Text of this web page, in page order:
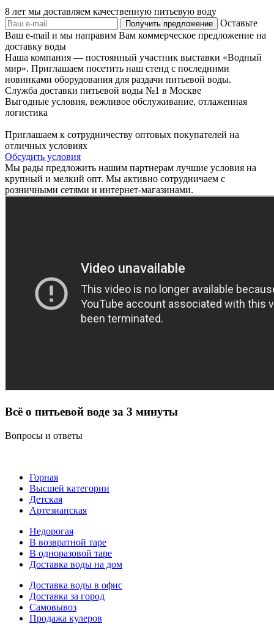
8 лет мы доставляем качественную питьевую воду
Оставьте
Ваш e-mail и мы направим Вам коммерческое предложение на
доставку воды
Наша компания — постоянный участник выставки «Водный
мир». Приглашаем посетить наш стенд с последними
новинками оборудования для раздачи питьевой воды.
Служба доставки питьевой воды №1 в Москве
Выгодные условия, вежливое обслуживание, отлаженная
логистика
Приглашаем к сотрудничеству оптовых покупателей на
отличных условиях
Обсудить условия
Мы рады предложить нашим партнерам лучшие условия на
крупный и мелкий опт. Мы активно сотрудничаем с
розничными сетями и интернет-магазинами.
Всё о питьевой воде за 3 минуты
Вопросы и ответы
Горная
Высшей категории
Детская
Артезианская
Недорогая
В возвратной таре
В одноразовой таре
Доставка воды на дом
Доставка воды в офис
Доставка за город
Самовывоз
Продажа кулеров